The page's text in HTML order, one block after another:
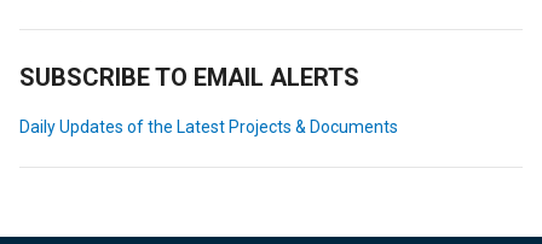
SUBSCRIBE TO EMAIL ALERTS
Daily Updates of the Latest Projects & Documents